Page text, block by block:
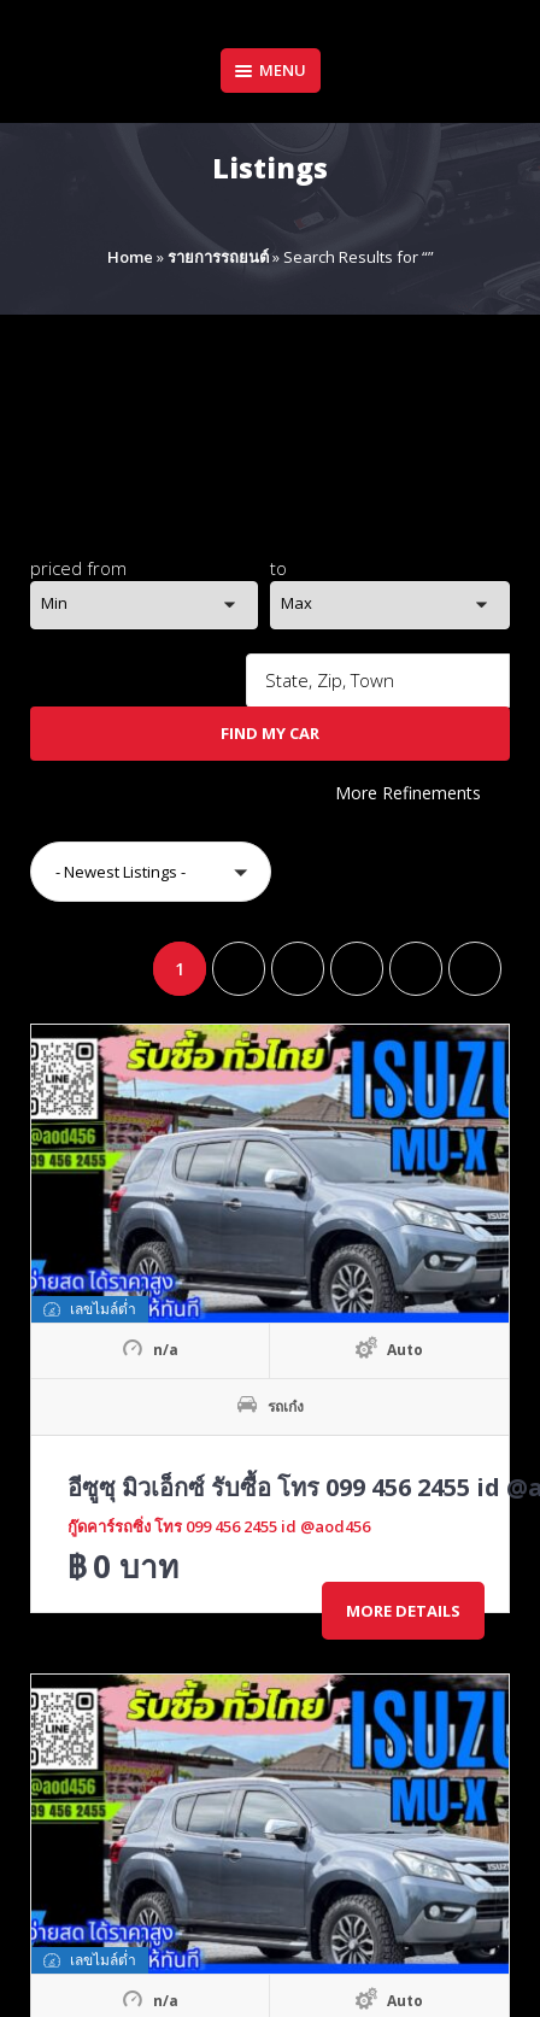
MENU
Listings
Home »รายการรถยนต์»Search Results for “”
priced from
Min
to
Max
FIND MY CAR
More Refinements
- Newest Listings -
1
เลขไมล์ต่ำ
n/a
Auto
รถเก๋ง
อีซูซุ มิวเอ็กซ์ รับซื้อ โทร 099 456 2455 id
กู๊ดคาร์รถซิ่ง โทร 099 456 2455 id @aod456
฿0 บาท
MORE DETAILS
เลขไมล์ต่ำ
n/a
Auto